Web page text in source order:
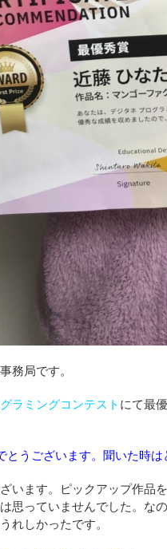
務局です。
ラミングコンテスト にて最
とうございます。聞いた時は
います。ピックアップ作品
思っていませんでした。な
れしかったです。